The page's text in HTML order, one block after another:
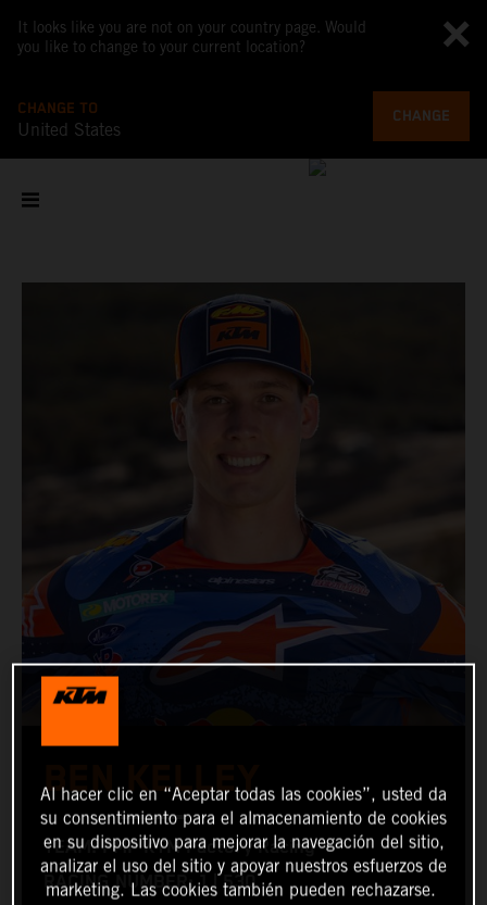
It looks like you are not on your country page. Would
you like to change to your current location?
CHANGE TO
United States
CHANGE
BEN KELLEY
TEAM: FMF KTM Factory Racing
RACING NUMBER: 1 | 530
Al hacer clic en “Aceptar todas las cookies”, usted da
su consentimiento para el almacenamiento de cookies
en su dispositivo para mejorar la navegación del sitio,
analizar el uso del sitio y apoyar nuestros esfuerzos de
marketing. Las cookies también pueden rechazarse.